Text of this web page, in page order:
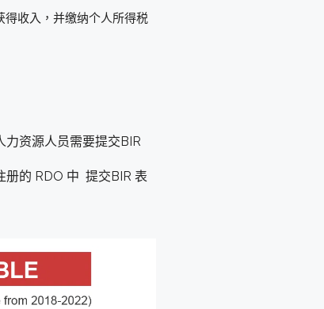
得收入，并缴纳个人所得税
资源人员需要提交BIR
册的 RDO 中 提交BIR 表